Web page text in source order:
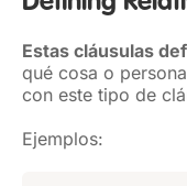
Estas cláusulas
qué cosa o
con este tipo de
Ejemplos: